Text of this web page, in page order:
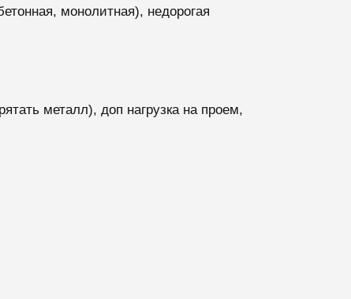
монолитная), недорогая
металл), доп нагрузка на проем,